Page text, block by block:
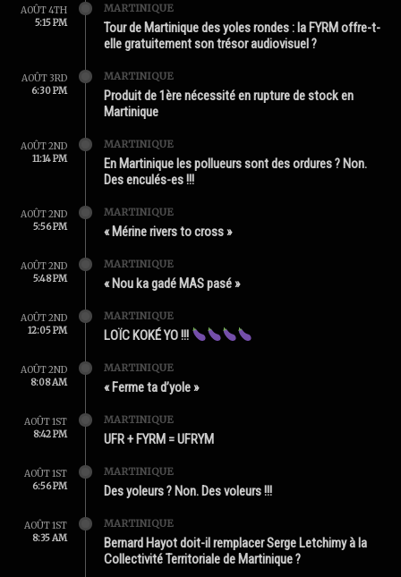
AOÛT 4TH
5:15 PM
MARTINIQUE
Tour de Martinique des yoles rondes : la FYRM offre-t-
elle gratuitement son trésor audiovisuel ?
AOÛT 3RD
6:30 PM
MARTINIQUE
Produit de 1ère nécessité en rupture de stock en
Martinique
AOÛT 2ND
11:14 PM
MARTINIQUE
En Martinique les pollueurs sont des ordures ? Non.
Des enculés-es !!!
AOÛT 2ND
5:56 PM
MARTINIQUE
« Mérine rivers to cross »
AOÛT 2ND
5:48 PM
MARTINIQUE
« Nou ka gadé MAS pasé »
AOÛT 2ND
12:05 PM
MARTINIQUE
LOÏC KOKÉ YO !!!
AOÛT 2ND
8:08 AM
MARTINIQUE
« Ferme ta d’yole »
AOÛT 1ST
8:42 PM
MARTINIQUE
UFR + FYRM = UFRYM
AOÛT 1ST
6:56 PM
MARTINIQUE
Des yoleurs ? Non. Des voleurs !!!
AOÛT 1ST
8:35 AM
MARTINIQUE
Bernard Hayot doit-il remplacer Serge Letchimy à la
Collectivité Territoriale de Martinique ?